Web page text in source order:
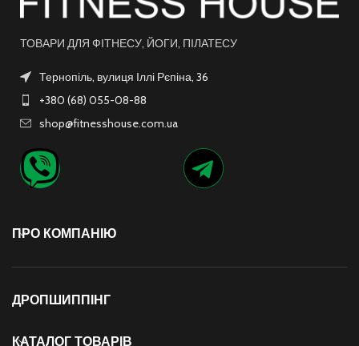
ТОВАРИ ДЛЯ ФІТНЕСУ, ЙОГИ, ПІЛАТЕСУ
Тернопіль, вулиця Іллі Рєпіна, 36
+380 (68) 055-08-88
shop@fitnesshouse.com.ua
ПРО КОМПАНІЮ
ДРОПШИППІНГ
КАТАЛОГ ТОВАРІВ